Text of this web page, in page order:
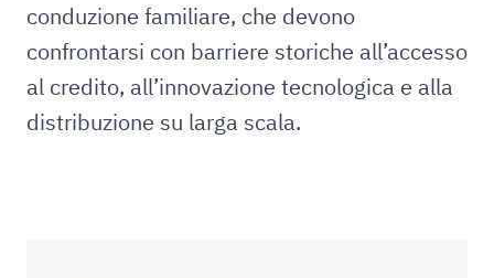
conduzione familiare, che devono
confrontarsi con barriere storiche all’accesso
al credito, all’innovazione tecnologica e alla
distribuzione su larga scala.